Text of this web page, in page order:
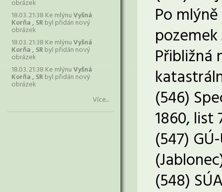
obrázek
18.03. 21:38 Ke mlýnuVyšná
Korňa , SRbyl přidán nový
obrázek
18.03. 21:38 Ke mlýnuVyšná
Korňa , SRbyl přidán nový
obrázek
18.03. 21:38 Ke mlýnuVyšná
Korňa , SRbyl přidán nový
obrázek
Více...
Po
Přibližná
(546)
1860, list
(547)
(548)